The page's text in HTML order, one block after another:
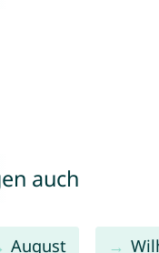
auch
August